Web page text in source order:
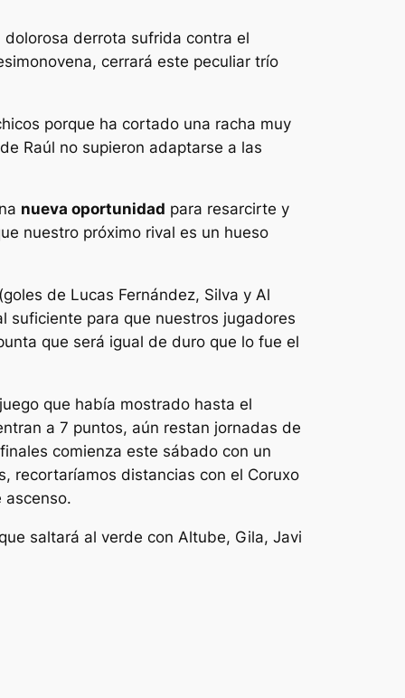
dolorosa derrota sufrida contra el
cerrará este peculiar trío
porque ha cortado una racha muy
Raúl no supieron adaptarse a las
nueva oportunidad para resarcirte y
nuestro próximo rival es un hueso
de Lucas Fernández, Silva y Al
suficiente para que nuestros jugadores
que será igual de duro que lo fue el
que había mostrado hasta el
a 7 puntos, aún restan jornadas de
comienza este sábado con un
recortaríamos distancias con el Coruxo
ascenso.
saltará al verde con Altube, Gila, Javi